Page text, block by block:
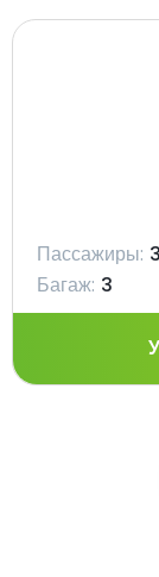
Пассажиры: 3
Багаж: 3